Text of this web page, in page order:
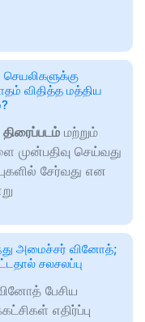
விதித்த மத்திய
திரைப்படம் மற்றும்
செய்வது
சேர்வது என
அமைச்சர் வினோத்;
சலசலப்பு
பேசிய
எதிர்ப்பு